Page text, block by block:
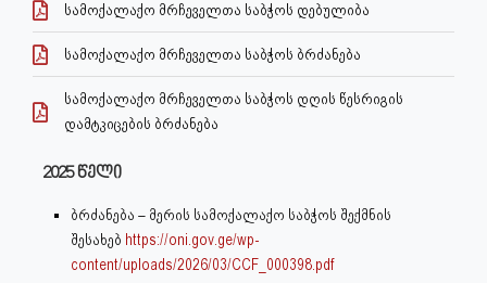
სამოქალაქო მრჩეველთა საბჭოს დებულიბა
სამოქალაქო მრჩეველთა საბჭოს ბრძანება
სამოქალაქო მრჩეველთა საბჭოს დღის წესრიგის
დამტკიცების ბრძანება
2025 წელი
ბრძანება – მერის სამოქალაქო საბჭოს შექმნის
შესახებ https://oni.gov.ge/wp-
content/uploads/2026/03/CCF_000398.pdf